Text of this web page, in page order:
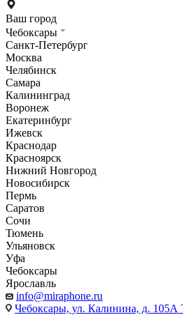
Ваш город
Чебоксары
Санкт-Петербург
Москва
Челябинск
Самара
Калининград
Воронеж
Екатеринбург
Ижевск
Краснодар
Красноярск
Нижний Новгород
Новосибирск
Пермь
Саратов
Сочи
Тюмень
Ульяновск
Уфа
Чебоксары
Ярославль
info@miraphone.ru
Чебоксары, ул. Калинина, д.